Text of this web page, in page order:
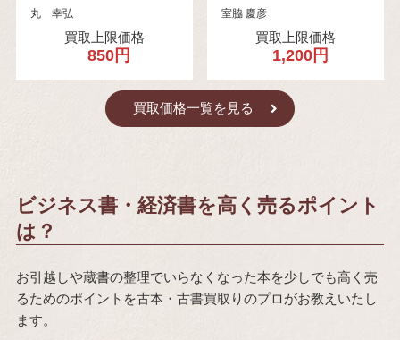
丸 幸弘
買取上限価格
850円
室脇 慶彦
買取上限価格
1,200円
買取価格一覧を見る
ビジネス書・経済書を高く売るポイント
は？
お引越しや蔵書の整理でいらなくなった本を少しでも高く売
るためのポイントを古本・古書買取りのプロがお教えいたし
ます。